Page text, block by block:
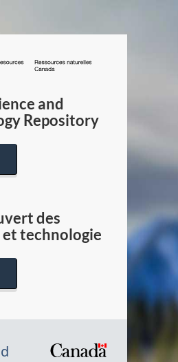
/
Canada
and
Repository
des
et technologie